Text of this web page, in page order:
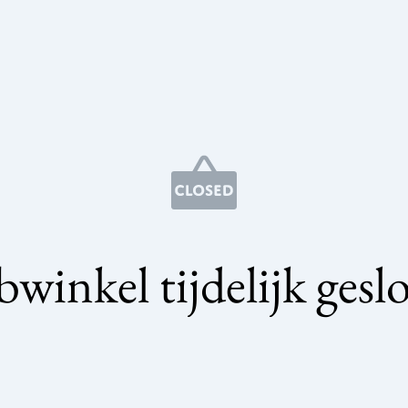
tijdelijk